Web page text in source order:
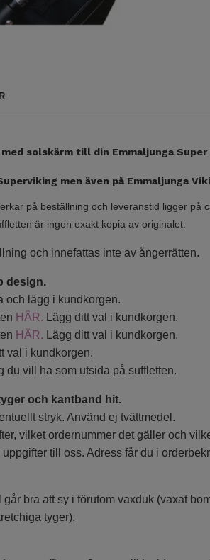
solskärm till din Emmaljunga Super
men även på Emmaljunga
på beställning och leveranstid ligger på
är ingen exakt kopia av originalet.
och innefattas inte av ångerrätten.
design.
och lägg i kundkorgen.
HÄR. Lägg ditt val i kundkorgen.
HÄR.
Lägg ditt val i kundkorgen.
val i kundkorgen.
du vill ha som utsida på suffletten.
och kantband hit.
stryk. Använd ej tvättmedel.
vilket ordernummer det gäller och
till oss. Adress får du i
bra att sy i förutom vaxduk (vaxat
tyger).